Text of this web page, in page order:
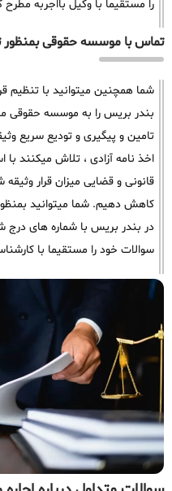
را مستقیما با وکیل بااجربه مطرح
تماس با موسسه حقوقی بمنظور
شما همچنین میتوانید با تنظیم
بندر بریس را به موسسه حقوقی
تامین و پیگیری و تودیع سریع
اخذ نامه آزادی ، تلاش میکنند با
قانونی و قضایی میزان قرار
کاهش دهیم. شما میتوانید
در بندر بریس با شماره های
سوالات خود را مستقیما با